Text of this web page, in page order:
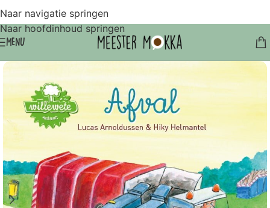
Naar navigatie springen
Naar hoofdinhoud springen
MENU